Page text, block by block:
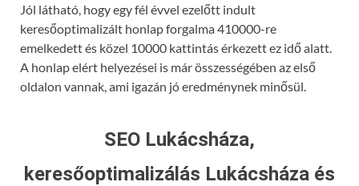
Jól látható, hogy egy fél évvel ezelőtt indult
keresőoptimalizált honlap forgalma 410000-re
emelkedett és közel 10000 kattintás érkezett ez idő alatt.
A honlap elért helyezései is már összességében az első
oldalon vannak, ami igazán jó eredménynek minősül.
SEO Lukácsháza,
keresőoptimalizálás Lukácsháza és